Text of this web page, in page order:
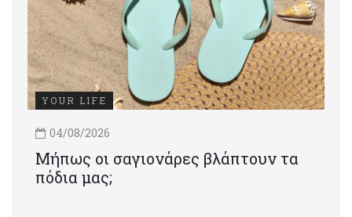
YOUR LIFE
04/08/2026
Μήπως οι σαγιονάρες βλάπτουν τα
πόδια μας;